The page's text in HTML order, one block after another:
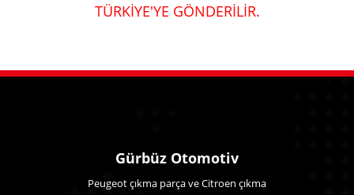
TÜRKİYE'YE GÖNDERİLİR.
Gürbüz Otomotiv
Peugeot çıkma parça ve Citroen çıkma